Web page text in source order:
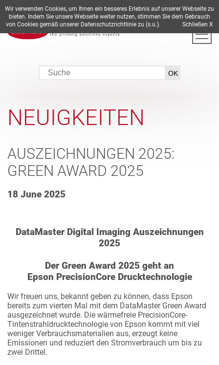
DE EN ES FR IT
NEUIGKEITEN
AUSZEICHNUNGEN 2025:
GREEN AWARD 2025
18 June 2025
DataMaster Digital Imaging Auszeichnungen
2025
Der Green Award 2025 geht an
Epson PrecisionCore Drucktechnologie
Wir freuen uns, bekannt geben zu können, dass Epson
bereits zum vierten Mal mit dem DataMaster Green Award
ausgezeichnet wurde. Die wärmefreie PrecisionCore-
Tintenstrahldrucktechnologie von Epson kommt mit viel
weniger Verbrauchsmaterialien aus, erzeugt keine
Emissionen und reduziert den Stromverbrauch um bis zu
zwei Drittel.
Wir verwenden Cookies, um Ihnen ein besseres Erlebnis auf unserer Webseite zu
bieten. Indem Sie unsere Webseite weiter nutzen, stimmen Sie dem Gebrauch
von Cookies gemäß unserer Datenschutzrichtlinie zu (s.u.). Schließen X